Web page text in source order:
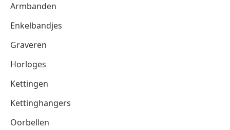
Armbanden
Enkelbandjes
Graveren
Horloges
Kettingen
Kettinghangers
Oorbellen